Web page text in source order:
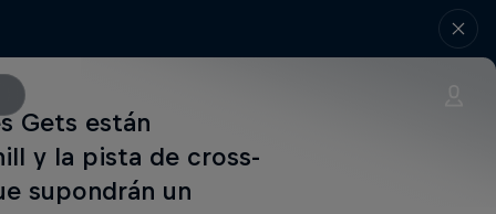
Gets están
y la pista de cross-
supondrán un